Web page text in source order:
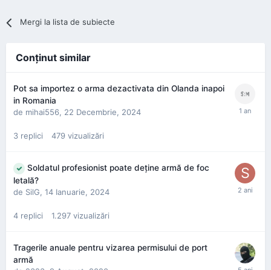
Mergi la lista de subiecte
Conţinut similar
Pot sa importez o arma dezactivata din Olanda inapoi
in Romania
de mihai556, 22 Decembrie, 2024
3 replici 479 vizualizări
Soldatul profesionist poate deţine armă de foc
letală?
de SilG, 14 Ianuarie, 2024
4 replici 1.297 vizualizări
Tragerile anuale pentru vizarea permisului de port
armă